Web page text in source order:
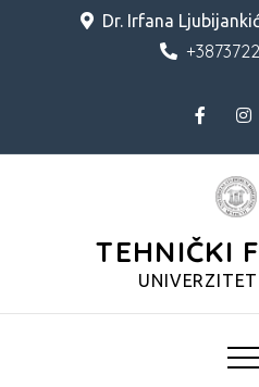
Dr. Irfana
TEHNIČKI